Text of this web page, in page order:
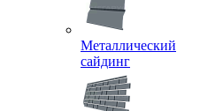
Металлический
сайдинг